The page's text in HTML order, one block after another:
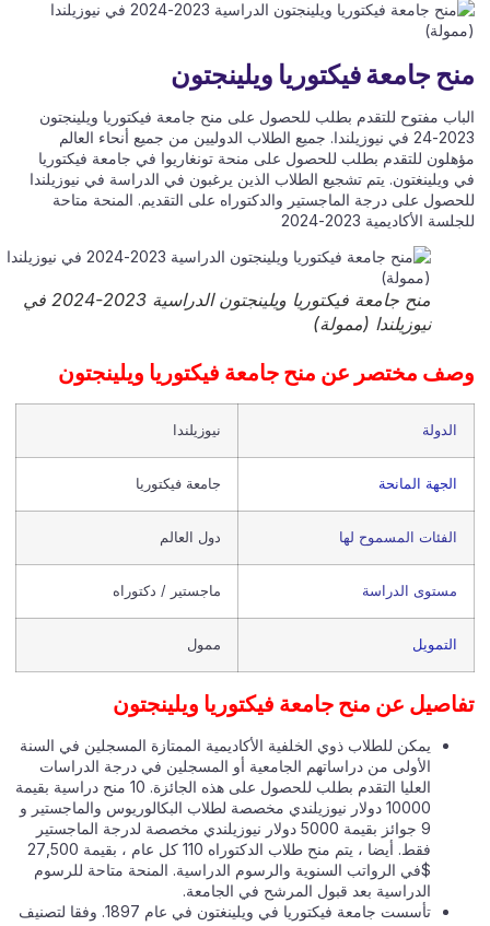
جامعة فيكتوريا ويلينجتون
مفتوح للتقدم بطلب للحصول على منح جامعة فيكتوريا ويلينجتون
2023-24 في نيوزيلندا. جميع الطلاب الدوليين من جميع أنحاء العالم
للتقدم بطلب للحصول على منحة تونغاريوا في جامعة فيكتوريا
ويلينغتون. يتم تشجيع الطلاب الذين يرغبون في الدراسة في نيوزيلندا
على درجة الماجستير والدكتوراه على التقديم. المنحة متاحة
الأكاديمية 2023-2024
منح جامعة فيكتوريا ويلينجتون الدراسية 2023-2024 في
نيوزيلندا (ممولة)
مختصر عن منح جامعة فيكتوريا ويلينجتون
الدولة نيوزيلندا
الجهة المانحة جامعة فيكتوريا
الفئات المسموح لها دول العالم
مستوى الدراسة ماجستير / دكتوراه
التمويل ممول
عن منح جامعة فيكتوريا ويلينجتون
يمكن للطلاب ذوي الخلفية الأكاديمية الممتازة المسجلين في السنة
الأولى من دراساتهم الجامعية أو المسجلين في درجة الدراسات
العليا التقدم بطلب للحصول على هذه الجائزة. 10 منح دراسية بقيمة
10000 دولار نيوزيلندي مخصصة لطلاب البكالوريوس والماجستير و
9 جوائز بقيمة 5000 دولار نيوزيلندي مخصصة لدرجة الماجستير
فقط. أيضا ، يتم منح طلاب الدكتوراه 110 كل عام ، بقيمة 27,500
$في الرواتب السنوية والرسوم الدراسية. المنحة متاحة للرسوم
الدراسية بعد قبول المرشح في الجامعة.
تأسست جامعة فيكتوريا في ويلينغتون في عام 1897. وفقا لتصنيف